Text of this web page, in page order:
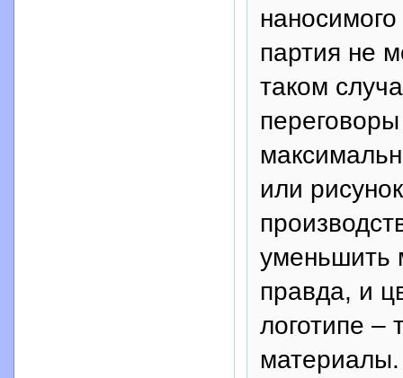
партия не
таком
или
уменьшить
правда, и
логотипе –